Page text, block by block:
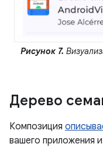
Рисунок 7.
Дерево
Композиция
вашего приложения